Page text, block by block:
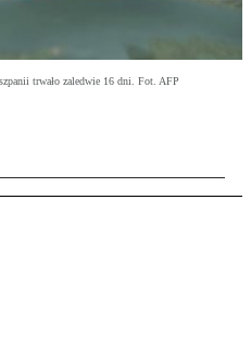
trwało zaledwie 16 dni. Fot. AFP